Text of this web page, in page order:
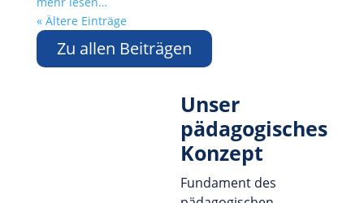
« Ältere Einträge
Zu allen Beiträgen
Unser
pädagogisches
Konzept
Fundament des